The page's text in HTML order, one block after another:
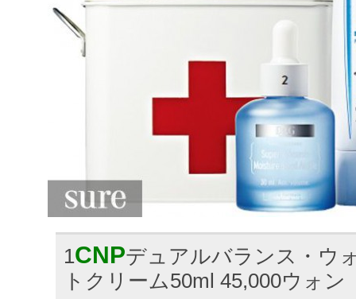
1CNPデュアルバランス・ウ
トクリーム50ml 45,000ウォン